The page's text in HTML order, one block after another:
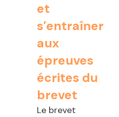
et
s’entraîner
aux
épreuves
écrites du
brevet
Le brevet